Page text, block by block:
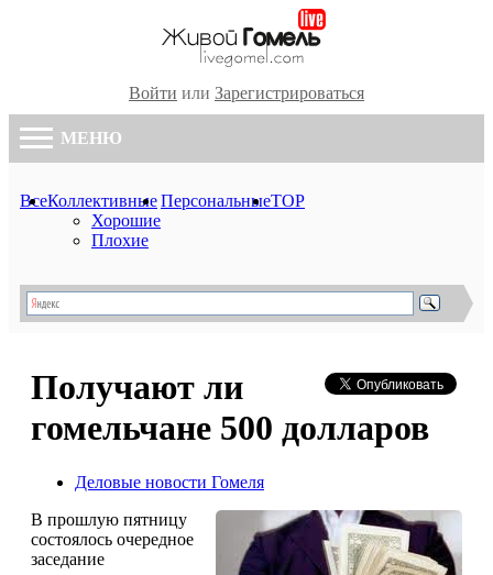
Войти или Зарегистрироваться
МЕНЮ
ВсеКоллективные
Хорошие
Плохие
ПерсональныеTOP
Получают ли
гомельчане 500 долларов
Деловые новости Гомеля
В прошлую пятницу
состоялось очередное
заседание